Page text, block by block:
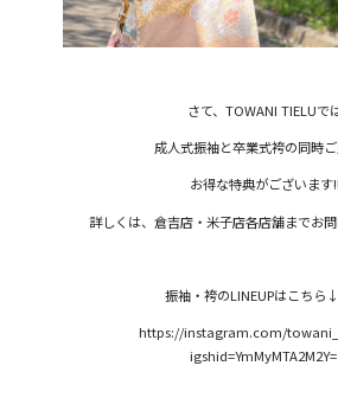
さて、TOWANI TIELUで
成人式振袖と卒業式袴の同時
お得な特典がございます!!
詳しくは、倉吉店・米子店各店舗までお問
振袖・袴のLINEUPはこち
https://instagram.com/
igshid=YmMyMTA2M2Y=